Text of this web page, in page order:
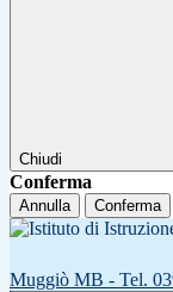
Chiudi
Conferma
Annulla Conferma
Muggiò MB - Tel.